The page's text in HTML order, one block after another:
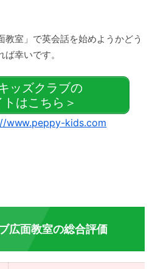
教室」で英会話を始めようかどう
幸いです。
ッズクラブの
はこちら＞
www.peppy-kids.com
広面教室の総合評価